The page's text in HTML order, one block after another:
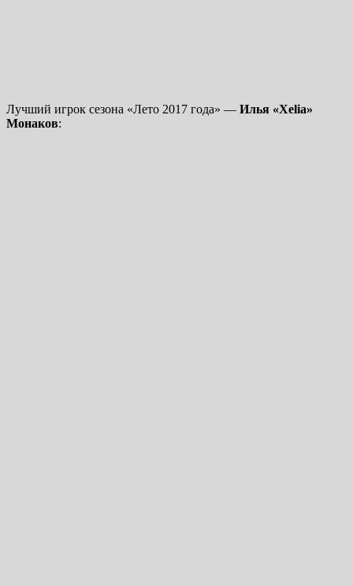
Лучший игрок сезона «Лето 2017 года» — Илья «Xelia»
Монаков: